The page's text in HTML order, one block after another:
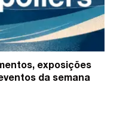
exposições
da semana